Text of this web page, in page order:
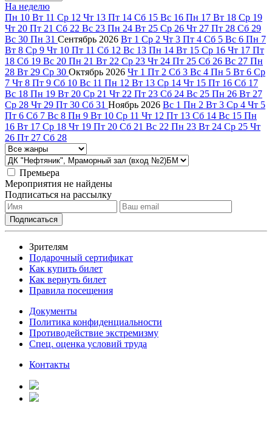
На неделю
Пн 10 Вт 11 Ср 12 Чт 13 Пт 14 Сб 15 Вс 16 Пн 17 Вт 18 Ср 19
Чт 20 Пт 21 Сб 22 Вс 23 Пн 24 Вт 25 Ср 26 Чт 27 Пт 28 Сб 29
Вс 30 Пн 31 Сентябрь 2026 Вт 1 Ср 2 Чт 3 Пт 4 Сб 5 Вс 6 Пн 7
Вт 8 Ср 9 Чт 10 Пт 11 Сб 12 Вс 13 Пн 14 Вт 15 Ср 16 Чт 17 Пт
18 Сб 19 Вс 20 Пн 21 Вт 22 Ср 23 Чт 24 Пт 25 Сб 26 Вс 27 Пн
28 Вт 29 Ср 30 Октябрь 2026 Чт 1 Пт 2 Сб 3 Вс 4 Пн 5 Вт 6 Ср
7 Чт 8 Пт 9 Сб 10 Вс 11 Пн 12 Вт 13 Ср 14 Чт 15 Пт 16 Сб 17
Вс 18 Пн 19 Вт 20 Ср 21 Чт 22 Пт 23 Сб 24 Вс 25 Пн 26 Вт 27
Ср 28 Чт 29 Пт 30 Сб 31 Ноябрь 2026 Вс 1 Пн 2 Вт 3 Ср 4 Чт 5
Пт 6 Сб 7 Вс 8 Пн 9 Вт 10 Ср 11 Чт 12 Пт 13 Сб 14 Вс 15 Пн
16 Вт 17 Ср 18 Чт 19 Пт 20 Сб 21 Вс 22 Пн 23 Вт 24 Ср 25 Чт
26 Пт 27 Сб 28
Премьера
Мероприятия не найдены
Подписаться на рассылку
Зрителям
Подарочный сертификат
Как купить билет
Как вернуть билет
Правила посещения
Документы
Политика конфиденциальности
Противодействие экстремизму
Спец. оценка условий труда
Контакты